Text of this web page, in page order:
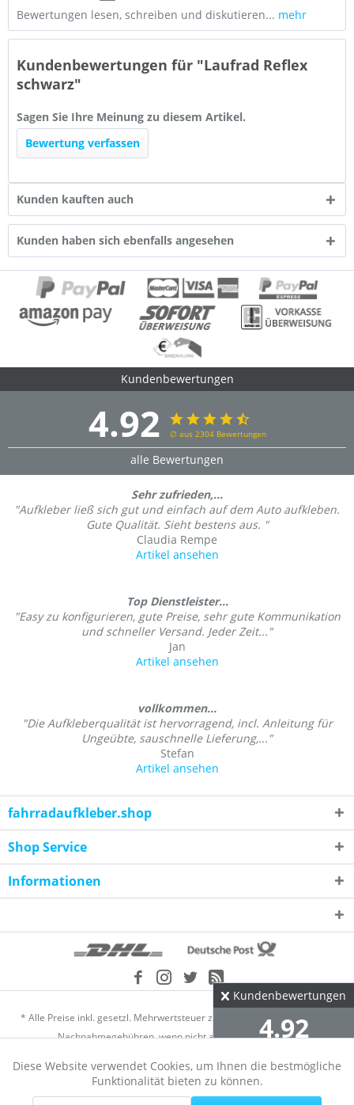
Kundenbewertungen
4.92
∅ aus 2304 Bewertungen
alle Bewertungen
Bewertungen lesen, schreiben und diskutieren... mehr
Kundenbewertungen für "Laufrad Reflex
schwarz"
Sagen Sie Ihre Meinung zu diesem Artikel.
Bewertung verfassen
Kunden kauften auch
Kunden haben sich ebenfalls angesehen
Kundenbewertungen
4.92 ∅ aus 2304 Bewertungen
alle Bewertungen
Sehr zufrieden,...
"Aufkleber ließ sich gut und einfach auf dem Auto aufkleben.
Gute Qualität. Sieht bestens aus. "
Claudia Rempe
Artikel ansehen
Top Dienstleister...
"Easy zu konfigurieren, gute Preise, sehr gute Kommunikation
und schneller Versand. Jeder Zeit..."
Jan
Artikel ansehen
vollkommen...
"Die Aufkleberqualität ist hervorragend, incl. Anleitung für
Ungeübte, sauschnelle Lieferung,..."
Stefan
Artikel ansehen
fahrradaufkleber.shop
Shop Service
Informationen
* Alle Preise inkl. gesetzl. Mehrwertsteuer zzgl. Versandkosten und ggf.
Nachnahmegebühren, wenn nicht anders beschrieben
Händler-Login Über uns Kontakt
Datenschutz
Widerrufsrecht
Versand und Zahlungsbedingungen AGB
Funktionale Aktiv
Diese Website verwendet Cookies, um Ihnen die bestmögliche
Funktionalität bieten zu können.